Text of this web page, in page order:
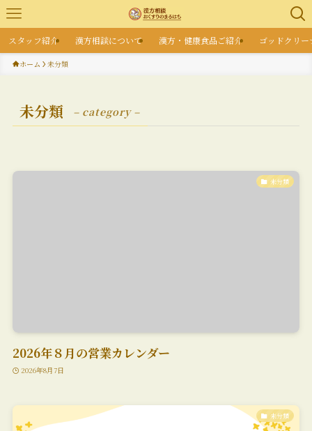
スタッフ紹介 漢方相談について 漢方・健康食品ご紹介 ゴッドクリー
ホーム 未分類
未分類 – category –
未分類
2026年８月の営業カレンダー
2026年8月7日
未分類